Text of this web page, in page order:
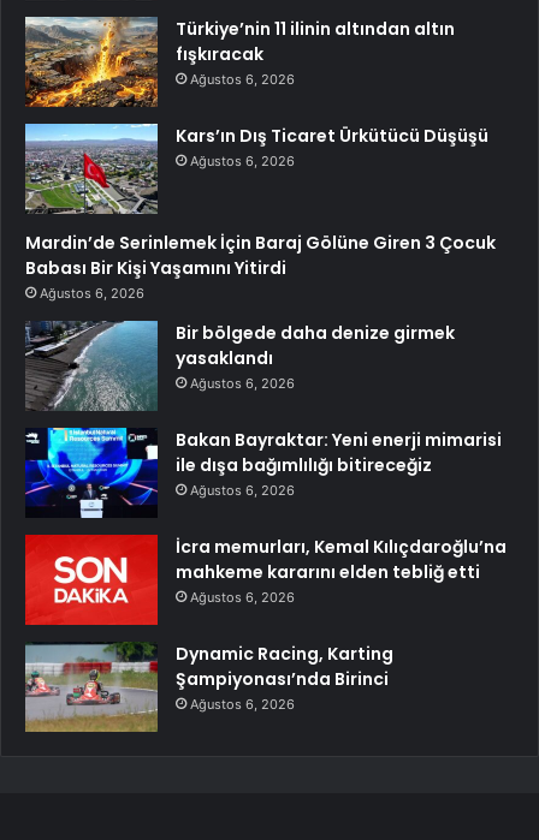
Türkiye’nin 11 ilinin altından altın
fışkıracak
Ağustos 6, 2026
Kars’ın Dış Ticaret Ürkütücü Düşüşü
Ağustos 6, 2026
Mardin’de Serinlemek İçin Baraj Gölüne Giren 3 Çocuk
Babası Bir Kişi Yaşamını Yitirdi
Ağustos 6, 2026
Bir bölgede daha denize girmek
yasaklandı
Ağustos 6, 2026
Bakan Bayraktar: Yeni enerji mimarisi
ile dışa bağımlılığı bitireceğiz
Ağustos 6, 2026
İcra memurları, Kemal Kılıçdaroğlu’na
mahkeme kararını elden tebliğ etti
Ağustos 6, 2026
Dynamic Racing, Karting
Şampiyonası’nda Birinci
Ağustos 6, 2026